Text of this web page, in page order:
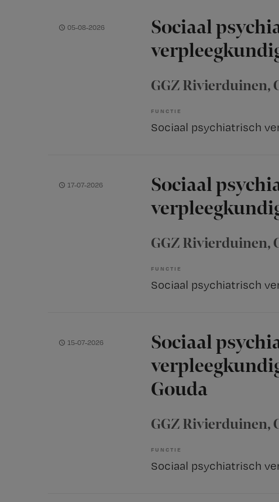
05-08-2026
Sociaal
GGZ Rivierduinen,
FUNCTIE
17-07-2026
Sociaal
GGZ Rivierduinen,
FUNCTIE
15-07-2026
Sociaal
Gouda
GGZ Rivierduinen,
FUNCTIE